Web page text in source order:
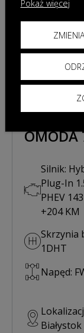
OMODA
Silnik:
Plug-In
PHEV
+204 KM
Skrzynia
1DHT
Napęd:
Białystok
Pokaż więcej